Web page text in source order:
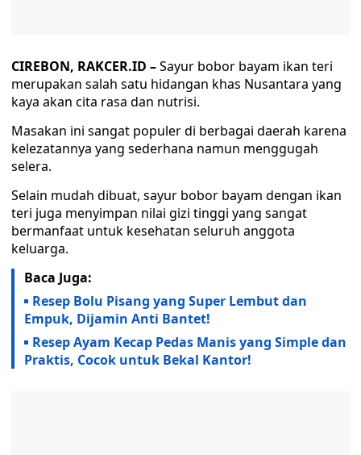
CIREBON, RAKCER.ID –Sayur bobor bayam ikan teri
merupakan salah satu hidangan khas Nusantara yang
kaya akan cita rasa dan nutrisi.
Masakan ini sangat populer di berbagai daerah karena
kelezatannya yang sederhana namun menggugah
selera.
Selain mudah dibuat, sayur bobor bayam dengan ikan
teri juga menyimpan nilai gizi tinggi yang sangat
bermanfaat untuk kesehatan seluruh anggota
keluarga.
Baca Juga:
Resep Bolu Pisang yang Super Lembut dan
Empuk, Dijamin Anti Bantet!
Resep Ayam Kecap Pedas Manis yang Simple dan
Praktis, Cocok untuk Bekal Kantor!